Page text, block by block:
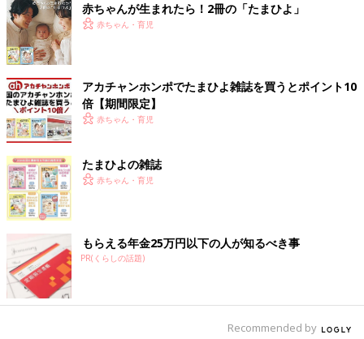
か。一番刺激を受けた国とお料理について教えてください。
まさこ 日本と海外の行ったり来たりを2年間ぐらいしていまし
た。アメリカ、カナダ、ニュージーランド、イタリア、マルタ、
パラオ、カナダなどで暮らしながら「世界のおいしい」新しい味
に出会っていきました。
中でも、アメリカ、オレゴン州のポートランドが印象に残ってい
ます。ポートランドには本当にいろんな国籍の人がいて、食文化
もミックスされていて、すごく自由なんです。その空気がとにか
く刺激的でした。
滞在中には日本人コミュニティにも参加していたんですが、限ら
れた海外の食材で日本の味をうまく再現しようと工夫している姿
が印象的でした。強く記憶に残っているのが、現地の日本人の方
が作っていた“ひよこ豆のみそ”。発想のやわらかさと、食文化の
広がりを感じる一品で、今でも忘れられない味です。
そして私のレシピのかけがいのない存在である「スパイス」に出
会ったのもポートランドです。現地の友人がすすめてくれたレバ
赤ちゃんが生まれたら！2冊の「たまひよ」
赤ちゃん・育児
アカチャンホンポでたまひよ雑誌を買うとポイント10
倍【期間限定】
赤ちゃん・育児
たまひよの雑誌
赤ちゃん・育児
もらえる年金25万円以下の人が知るべき事
PR(くらしの話題)
Recommended by